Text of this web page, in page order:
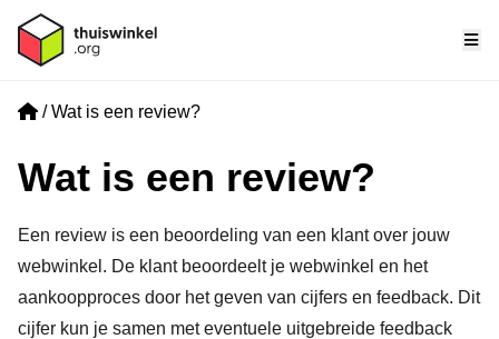
Home
Wat is een review?
Wat is een review?
Een review is een beoordeling van een klant over jouw
webwinkel. De klant beoordeelt je webwinkel en het
aankoopproces door het geven van cijfers en feedback. Dit
cijfer kun je samen met eventuele uitgebreide feedback